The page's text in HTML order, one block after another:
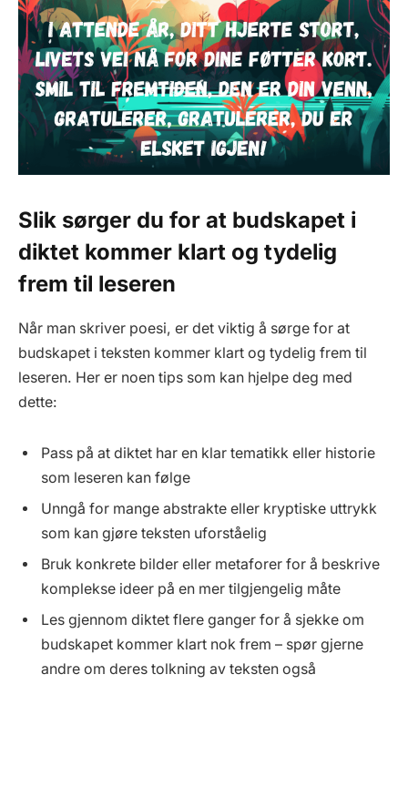
Slik sørger du for at budskapet i
diktet kommer klart og tydelig
frem til leseren
Når man skriver poesi, er det viktig å sørge for at
budskapet i teksten kommer klart og tydelig frem til
leseren. Her er noen tips som kan hjelpe deg med
dette:
Pass på at diktet har en klar tematikk eller historie
som leseren kan følge
Unngå for mange abstrakte eller kryptiske uttrykk
som kan gjøre teksten uforståelig
Bruk konkrete bilder eller metaforer for å beskrive
komplekse ideer på en mer tilgjengelig måte
Les gjennom diktet flere ganger for å sjekke om
budskapet kommer klart nok frem – spør gjerne
andre om deres tolkning av teksten også